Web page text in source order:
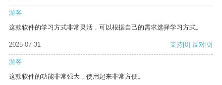
游客
这款软件的学习方式非常灵活，可以根据自己的需求选择学习方式。
2025-07-31 支持[0] 反对[0]
游客
这款软件的功能非常强大，使用起来非常方便。